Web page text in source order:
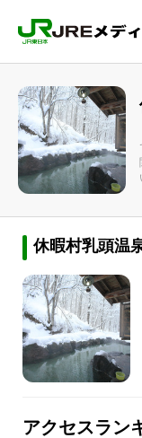
休暇村乳頭温
アクセスラン